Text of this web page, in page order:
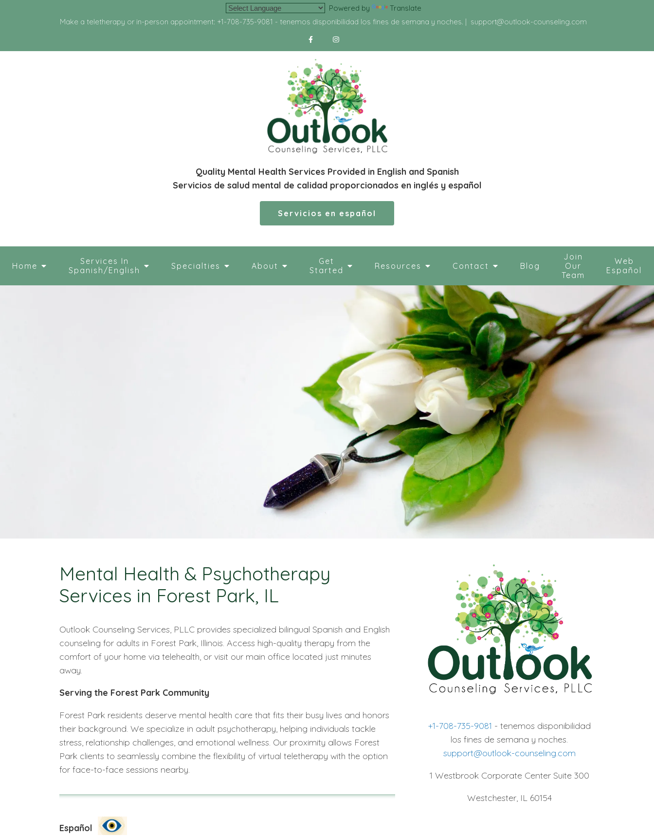
Powered by
Translate
Make a teletherapy or in-person appointment: +1-708-735-9081 - tenemos disponibilidad los fines de semana y noches. | support@outlook-counseling.com
Home
Services In
Spanish/English
Specialties About
Get
Started
Resources Contact Blog
Join
Our
Team
Web
Español
Quality Mental Health Services Provided in English and Spanish
Servicios de salud mental de calidad proporcionados en inglés y español
Servicios en español
Mental Health & Psychotherapy
Services in Forest Park, IL
Outlook Counseling Services, PLLC provides specialized bilingual Spanish and English
counseling for adults in Forest Park, Illinois. Access high-quality therapy from the
comfort of your home via telehealth, or visit our main office located just minutes
away.
Serving the Forest Park Community
Forest Park residents deserve mental health care that fits their busy lives and honors
their background. We specialize in adult psychotherapy, helping individuals tackle
stress, relationship challenges, and emotional wellness. Our proximity allows Forest
Park clients to seamlessly combine the flexibility of virtual teletherapy with the option
for face-to-face sessions nearby.
Español
+1-708-735-9081 - tenemos disponibilidad
los fines de semana y noches.
support@outlook-counseling.com
1 Westbrook Corporate Center Suite 300
Westchester, IL 60154